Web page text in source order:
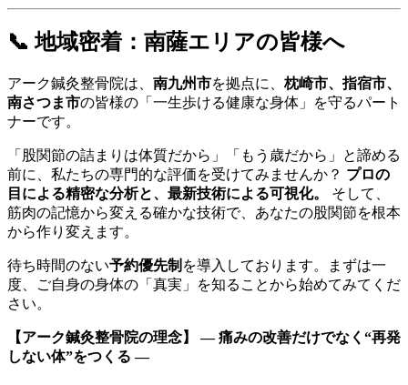
📞 地域密着：南薩エリアの皆様へ
アーク鍼灸整骨院は、 南九州市を拠点に、 枕崎市、指宿市、
南さつま市の皆様の「一生歩ける健康な身体」を守るパート
ナーです。
「股関節の詰まりは体質だから」「もう歳だから」と諦める
前に、私たちの専門的な評価を受けてみませんか？ プロの
目による精密な分析と、最新技術による可視化。
そして、
筋肉の記憶から変える確かな技術で、あなたの股関節を根本
から作り変えます。
待ち時間のない予約優先制 を導入しております。まずは一
度、ご自身の身体の「真実」を知ることから始めてみてくだ
さい。
【アーク鍼灸整骨院の理念】
― 痛みの改善だけでなく“再発
しない体”をつくる ―